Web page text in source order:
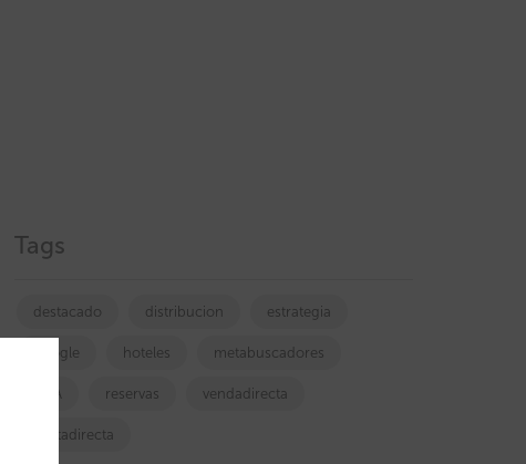
Tags
destacado distribucion estrategia
google hoteles metabuscadores
OTA reservas vendadirecta
ventadirecta